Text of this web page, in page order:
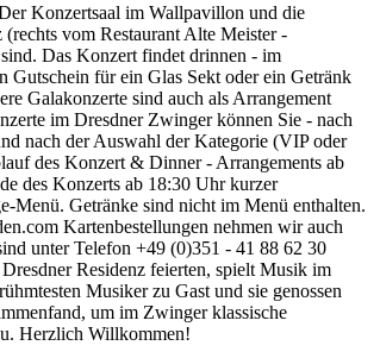
Konzertsaal im Wallpavillon und die
vom Restaurant Alte Meister -
Das Konzert findet drinnen - im
Gutschein für ein Glas Sekt oder ein Getränk
Galakonzerte sind auch als Arrangement
im Dresdner Zwinger können Sie - nach
nach der Auswahl der Kategorie (VIP oder
des Konzert & Dinner - Arrangements ab
des Konzerts ab 18:30 Uhr kurzer
Menü. Getränke sind nicht im Menü enthalten.
Kartenbestellungen nehmen wir auch
unter Telefon +49 (0)351 - 41 88 62 30
Residenz feierten, spielt Musik im
Musiker zu Gast und sie genossen
um im Zwinger klassische
Herzlich Willkommen!